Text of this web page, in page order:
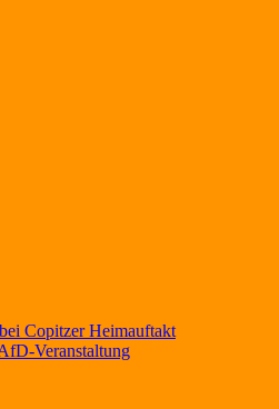
Copitzer Heimauftakt
Veranstaltung